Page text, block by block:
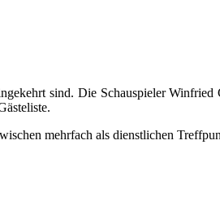
sind. Die Schauspieler
mehrfach als dienstlichen